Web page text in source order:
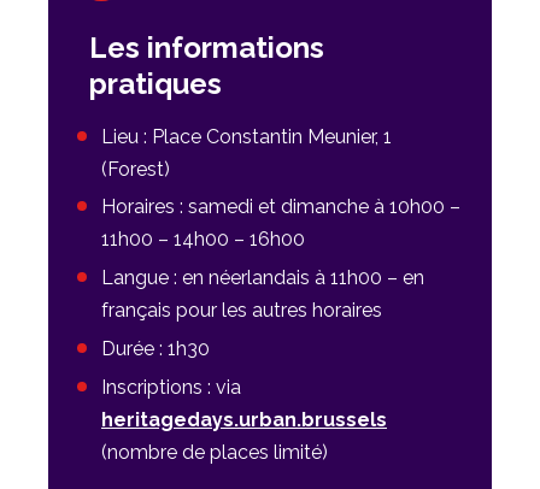
Les informations
pratiques
Lieu : Place Constantin Meunier, 1
(Forest)
Horaires : samedi et dimanche à 10h00 –
11h00 – 14h00 – 16h00
Langue : en néerlandais à 11h00 – en
français pour les autres horaires
Durée : 1h30
Inscriptions : via
heritagedays.urban.brussels
(nombre de places limité)